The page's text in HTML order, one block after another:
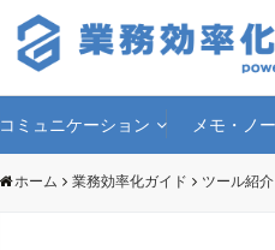
コミュニケーション メモ・ノ
ホーム 業務効率化ガイド ツール紹介